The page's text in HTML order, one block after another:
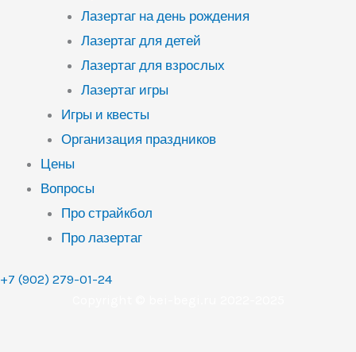
Лазертаг на день рождения
Лазертаг для детей
Лазертаг для взрослых
Лазертаг игры
Игры и квесты
Организация праздников
Цены
Вопросы
Про страйкбол
Про лазертаг
+7 (902) 279-01-24